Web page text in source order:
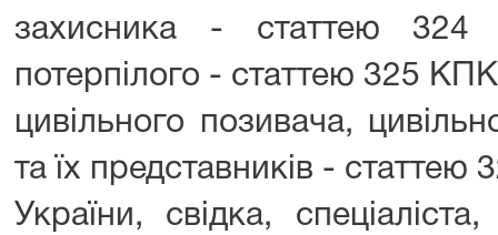
захисника - статтею 324
потерпілого - статтею 325
цивільного позивача,
та їх представників - статтею
України, свідка,